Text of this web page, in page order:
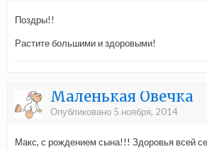
Поздры!!
Растите большими и здоровыми!
Маленькая Овечка
Опубликовано 5 ноября, 2014
Макс, с рождением сына!!! Здоровья всей